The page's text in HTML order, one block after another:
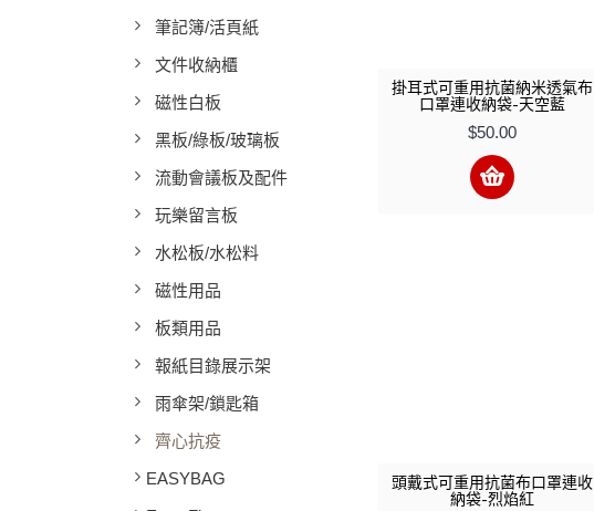
筆記簿/活頁紙
文件收納櫃
磁性白板
黑板/綠板/玻璃板
流動會議板及配件
玩樂留言板
水松板/水松料
磁性用品
板類用品
報紙目錄展示架
雨傘架/鎖匙箱
齊心抗疫
EASYBAG
掛耳式可重用抗菌納米透氣布
口罩連收納袋-天空藍
$50.00
頭戴式可重用抗菌布口罩連收
納袋-烈焰紅